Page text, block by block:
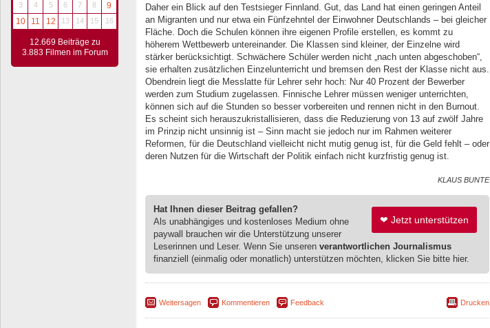
3
4 5 6 7 8
9
10
11 12 13 14 15 16
12.669 Beiträge zu
3.883 Filmen im Forum
Daher ein Blick auf den Testsieger Finnland. Gut, das Land hat einen geringen Anteil
an Migranten und nur etwa ein Fünfzehntel der Einwohner Deutschlands – bei gleicher
Fläche. Doch die Schulen können ihre eigenen Profile erstellen, es kommt zu
höherem Wettbewerb untereinander. Die Klassen sind kleiner, der Einzelne wird
stärker berücksichtigt. Schwächere Schüler werden nicht „nach unten abgeschoben“,
sie erhalten zusätzlichen Einzelunterricht und bremsen den Rest der Klasse nicht aus.
Obendrein liegt die Messlatte für Lehrer sehr hoch: Nur 40 Prozent der Bewerber
werden zum Studium zugelassen. Finnische Lehrer müssen weniger unterrichten,
können sich auf die Stunden so besser vorbereiten und rennen nicht in den Burnout.
Es scheint sich herauszukristallisieren, dass die Reduzierung von 13 auf zwölf Jahre
im Prinzip nicht unsinnig ist – Sinn macht sie jedoch nur im Rahmen weiterer
Reformen, für die Deutschland vielleicht nicht mutig genug ist, für die Geld fehlt – oder
deren Nutzen für die Wirtschaft der Politik einfach nicht kurzfristig genug ist.
KLAUS BUNTE
❤ Jetzt unterstützen
Hat Ihnen dieser Beitrag gefallen?
Als unabhängiges und kostenloses Medium ohne
paywall brauchen wir die Unterstützung unserer
Leserinnen und Leser. Wenn Sie unseren verantwortlichen Journalismus
finanziell (einmalig oder monatlich) unterstützen möchten, klicken Sie bitte hier.
Weitersagen Kommentieren Feedback Drucken